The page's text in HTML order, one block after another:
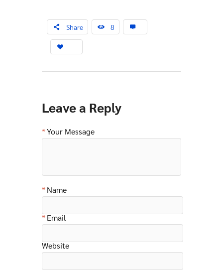
Share 8
Leave a Reply
Your Message
Name
Email
Website